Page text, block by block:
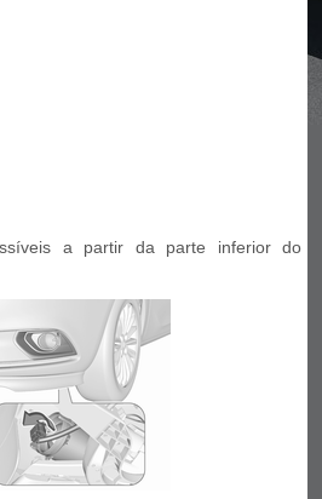
a partir da parte inferior do